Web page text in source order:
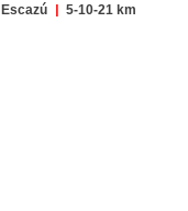
Escazú | 5-10-21 km